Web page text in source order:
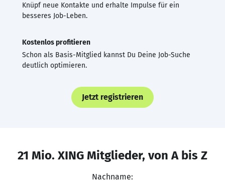
Knüpf neue Kontakte und erhalte Impulse für ein
besseres Job-Leben.
Kostenlos profitieren
Schon als Basis-Mitglied kannst Du Deine Job-Suche
deutlich optimieren.
Jetzt registrieren
21 Mio. XING Mitglieder, von A bis Z
Nachname: